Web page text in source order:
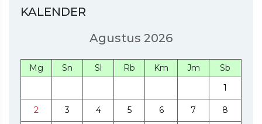
KALENDER
Agustus 2026
Mg Sn Sl Rb Km Jm
Sb
1
2 3 4 5 6 7 8